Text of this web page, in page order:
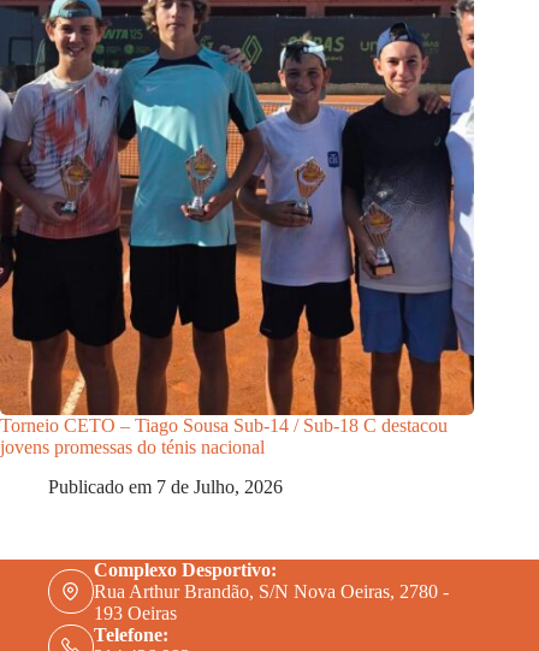
Torneio CETO – Tiago Sousa Sub-14 / Sub-18 C destacou
jovens promessas do ténis nacional
Publicado em 7 de Julho, 2026
Complexo Desportivo:
Rua Arthur Brandão, S/N Nova Oeiras, 2780 -
193 Oeiras
Telefone: